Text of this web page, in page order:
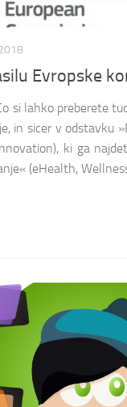
Evropske
si lahko preberete
in sicer v odstavku
ki ga
(eHealth,